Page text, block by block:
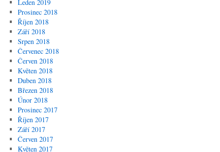
Leden 2019
Prosinec 2018
Říjen 2018
Září 2018
Srpen 2018
Červenec 2018
Červen 2018
Květen 2018
Duben 2018
Březen 2018
Únor 2018
Prosinec 2017
Říjen 2017
Září 2017
Červen 2017
Květen 2017